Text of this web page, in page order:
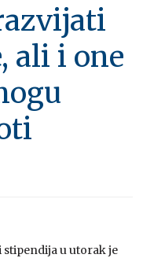
ali i one
stipendija u utorak je